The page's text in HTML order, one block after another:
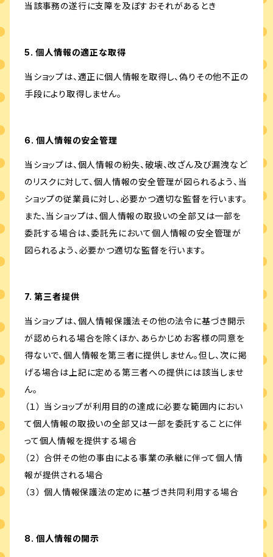
当該事務の遂行に支障を及ぼすおそれがあるとき
5. 個人情報の適正な取得
当ショップは、適正に個人情報を取得し、偽りその他不正の
手段により取得しません。
6. 個人情報の安全管理
当ショップは、個人情報の紛失、破壊、改ざん及び漏洩など
のリスクに対して、個人情報の安全管理が図られるよう、当
ショップの従業員に対し、必要かつ適切な監督を行います。
また、当ショップは、個人情報の取扱いの全部又は一部を
委託する場合は、委託先において個人情報の安全管理が
図られるよう、必要かつ適切な監督を行います。
7. 第三者提供
当ショップは、個人情報保護法その他の法令に基づき開示
が認められる場合を除くほか、あらかじめお客様の同意を
得ないで、個人情報を第三者に提供しません。但し、次に掲
げる場合は上記に定める第三者への提供には該当しませ
ん。
（１） 当ショップが利用目的の達成に必要な範囲内におい
て個人情報の取扱いの全部又は一部を委託することに伴
って個人情報を提供する場合
（２） 合併その他の事由による事業の承継に伴って個人情
報が提供される場合
（３） 個人情報保護法の定めに基づき共同利用する場合
8. 個人情報の開示